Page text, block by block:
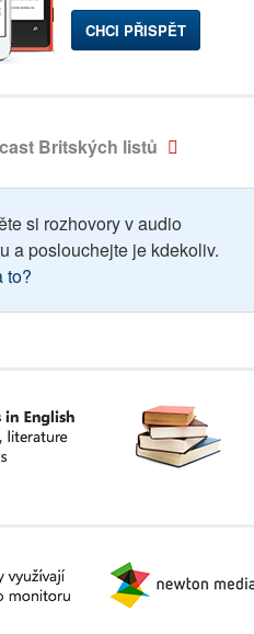
CHCI PŘISPĚT
Britských listů
si rozhovory v audio
a poslouchejte je kdekoliv.
to?